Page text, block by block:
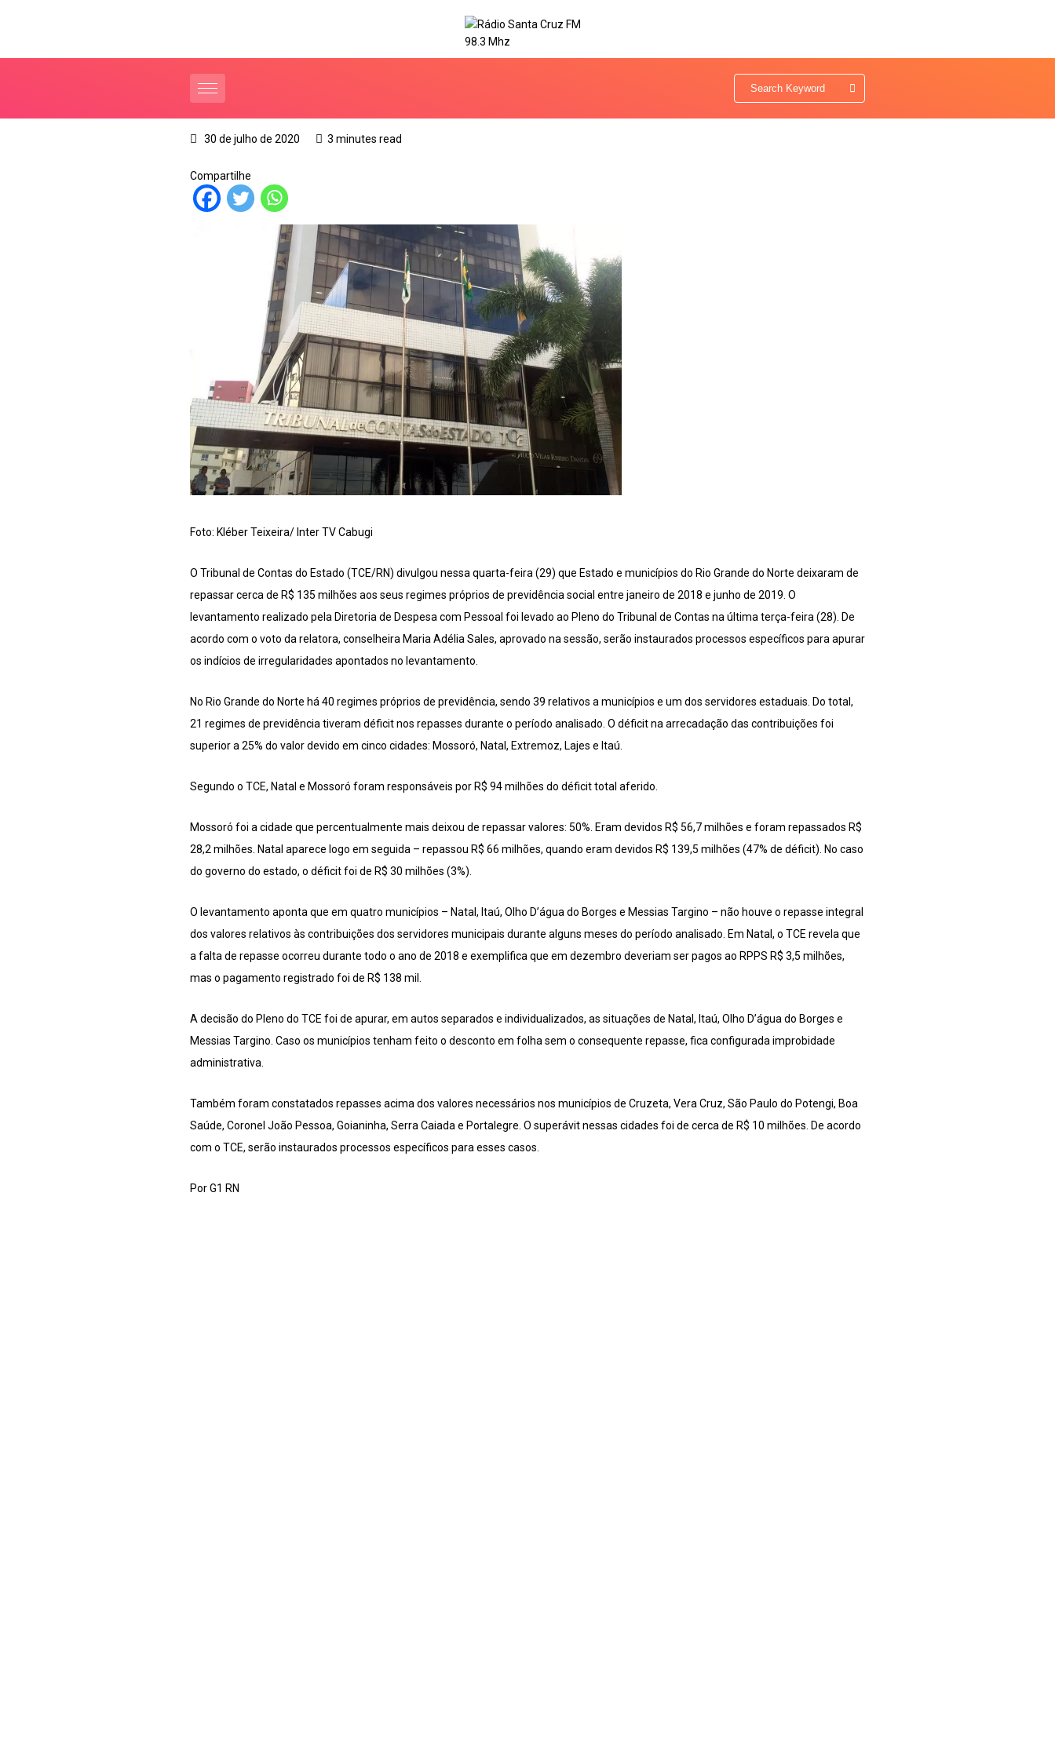
30 de julho de 2020 3 minutes read
Compartilhe
Foto: Kléber Teixeira/ Inter TV Cabugi
O Tribunal de Contas do Estado (TCE/RN) divulgou nessa quarta-feira (29) que Estado e municípios do Rio Grande do Norte deixaram de
repassar cerca de R$ 135 milhões aos seus regimes próprios de previdência social entre janeiro de 2018 e junho de 2019. O
levantamento realizado pela Diretoria de Despesa com Pessoal foi levado ao Pleno do Tribunal de Contas na última terça-feira (28). De
acordo com o voto da relatora, conselheira Maria Adélia Sales, aprovado na sessão, serão instaurados processos específicos para apurar
os indícios de irregularidades apontados no levantamento.
No Rio Grande do Norte há 40 regimes próprios de previdência, sendo 39 relativos a municípios e um dos servidores estaduais. Do total,
21 regimes de previdência tiveram déficit nos repasses durante o período analisado. O déficit na arrecadação das contribuições foi
superior a 25% do valor devido em cinco cidades: Mossoró, Natal, Extremoz, Lajes e Itaú.
Segundo o TCE, Natal e Mossoró foram responsáveis por R$ 94 milhões do déficit total aferido.
Mossoró foi a cidade que percentualmente mais deixou de repassar valores: 50%. Eram devidos R$ 56,7 milhões e foram repassados R$
28,2 milhões. Natal aparece logo em seguida – repassou R$ 66 milhões, quando eram devidos R$ 139,5 milhões (47% de déficit). No caso
do governo do estado, o déficit foi de R$ 30 milhões (3%).
O levantamento aponta que em quatro municípios – Natal, Itaú, Olho D’água do Borges e Messias Targino – não houve o repasse integral
dos valores relativos às contribuições dos servidores municipais durante alguns meses do período analisado. Em Natal, o TCE revela que
a falta de repasse ocorreu durante todo o ano de 2018 e exemplifica que em dezembro deveriam ser pagos ao RPPS R$ 3,5 milhões,
mas o pagamento registrado foi de R$ 138 mil.
A decisão do Pleno do TCE foi de apurar, em autos separados e individualizados, as situações de Natal, Itaú, Olho D’água do Borges e
Messias Targino. Caso os municípios tenham feito o desconto em folha sem o consequente repasse, fica configurada improbidade
administrativa.
Também foram constatados repasses acima dos valores necessários nos municípios de Cruzeta, Vera Cruz, São Paulo do Potengi, Boa
Saúde, Coronel João Pessoa, Goianinha, Serra Caiada e Portalegre. O superávit nessas cidades foi de cerca de R$ 10 milhões. De acordo
com o TCE, serão instaurados processos específicos para esses casos.
Por G1 RN